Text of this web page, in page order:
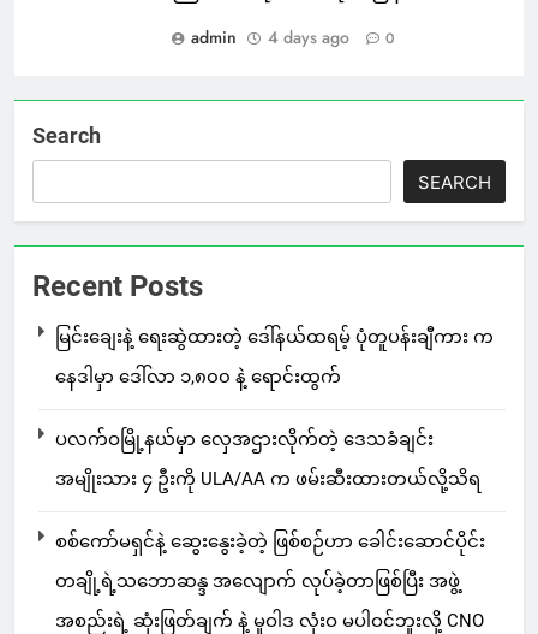
admin 4 days ago 0
Search
SEARCH
Recent Posts
မြင်းချေးနဲ့ ရေးဆွဲထားတဲ့ ဒေါ်နယ်ထရမ့် ပုံတူပန်းချီကား က
နေဒါမှာ ဒေါ်လာ ၁,၈၀၀ နဲ့ ရောင်းထွက်
ပလက်ဝမြို့နယ်မှာ လှေအဌားလိုက်တဲ့ ဒေသခံချင်း
အမျိုးသား ၄ ဦးကို ULA/AA က ဖမ်းဆီးထားတယ်လို့သိရ
စစ်ကော်မရှင်နဲ့ ဆွေးနွေးခဲ့တဲ့ ဖြစ်စဉ်ဟာ ခေါင်းဆောင်ပိုင်း
တချို့ရဲ့သဘောဆန္ဒ အလျောက် လုပ်ခဲ့တာဖြစ်ပြီး အဖွဲ့
အစည်းရဲ့ ဆုံးဖြတ်ချက် နဲ့ မူဝါဒ လုံးဝ မပါဝင်ဘူးလို့ CNO